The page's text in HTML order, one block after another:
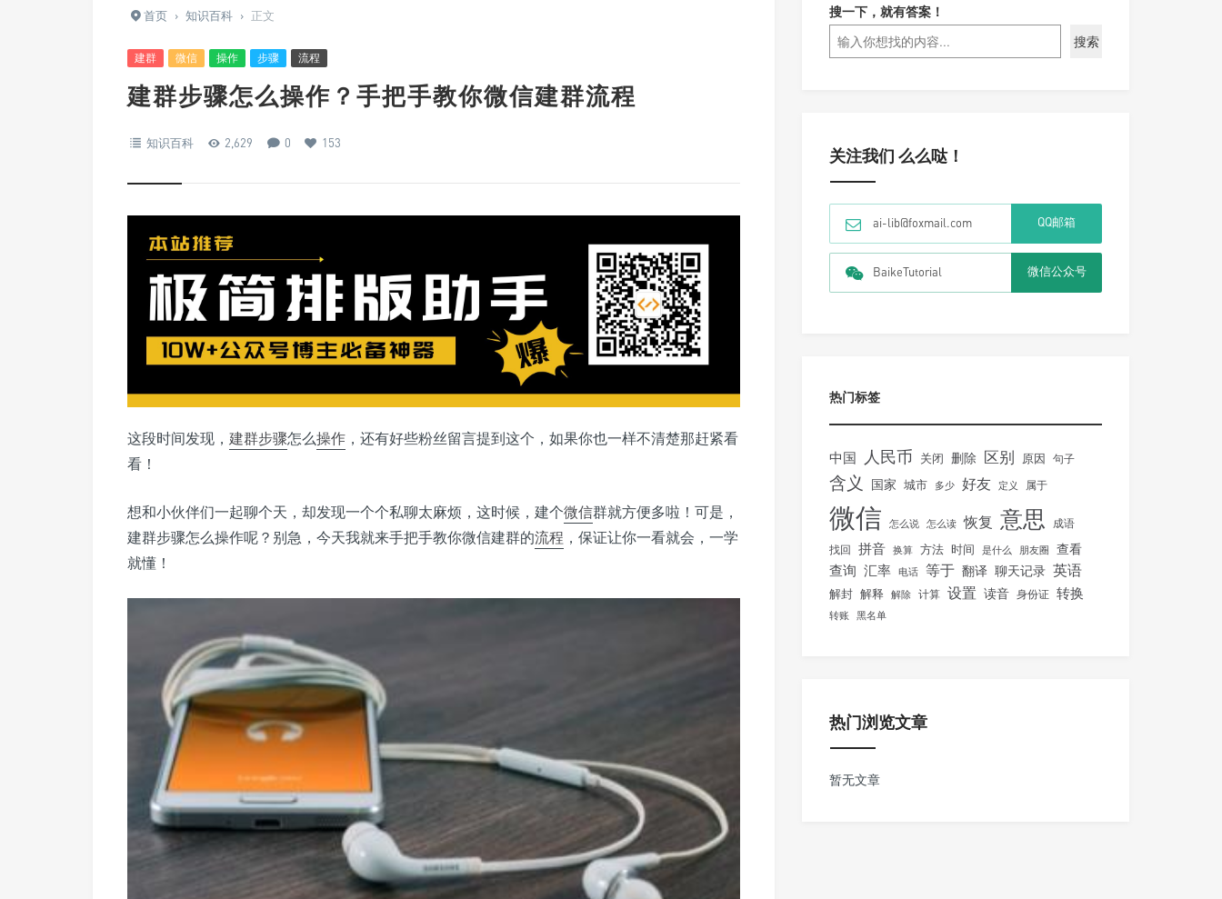
首页 › 知识百科 › 正文
建群 微信 操作 步骤 流程
建群步骤怎么操作？手把手教你微信建群流程
知识百科 2,629 0 153
这段时间发现， 建群步骤怎么操作 ，还有好些粉丝留言提到这个，如果你也一样不清楚那赶紧看
看！
想和小伙伴们一起聊个天，却发现一个个私聊太麻烦，这时候，建个微信群就方便多啦！可是，
建群步骤怎么操作呢？别急，今天我就来手把手教你微信建群的流程 ，保证让你一看就会，一学
就懂！
搜一下，就有答案！
搜索
关注我们 么么哒！
ai-lib@foxmail.com QQ邮箱
BaikeTutorial 微信公众号
热门标签
中国 人民币 关闭 删除 区别 原因 句子
含义 国家 城市 多少 好友 定义 属于
微信 怎么说 怎么读 恢复 意思 成语
找回 拼音 换算 方法 时间 是什么 朋友圈 查看
查询 汇率 电话 等于 翻译 聊天记录 英语
解封 解释 解除 计算 设置 读音 身份证 转换
转账 黑名单
热门浏览文章
暂无文章